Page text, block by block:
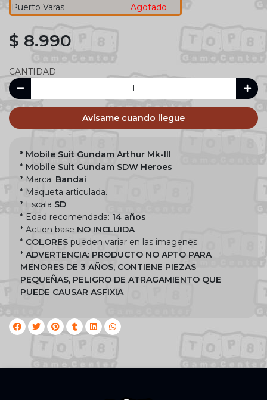
Puerto Varas
Agotado
$ 8.990
CANTIDAD
Avísame cuando llegue
* Mobile Suit Gundam Arthur Mk-III
* Mobile Suit Gundam SDW Heroes
* Marca: Bandai
* Maqueta articulada.
* Escala SD
* Edad recomendada: 14 años
* Action base NO INCLUIDA
* COLORES pueden variar en las imagenes.
* ADVERTENCIA: PRODUCTO NO APTO PARA
MENORES DE 3 AÑOS, CONTIENE PIEZAS
PEQUEÑAS, PELIGRO DE ATRAGAMIENTO QUE
PUEDE CAUSAR ASFIXIA